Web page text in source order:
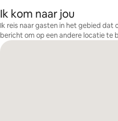
Ik kom naar jou
Ik reis naar gasten in het gebied dat
bericht om op een andere locatie te